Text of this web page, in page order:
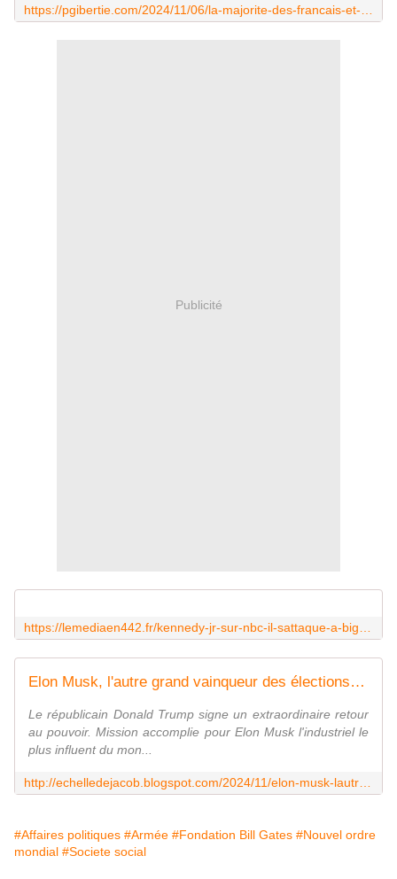
Publicité
Elon Musk, l'autre grand vainqueur des élections US
Le républicain Donald Trump signe un extraordinaire retour
au pouvoir. Mission accomplie pour Elon Musk l'industriel le
plus influent du mon...
#Affaires politiques #Armée #Fondation Bill Gates #Nouvel ordre
mondial #Societe social